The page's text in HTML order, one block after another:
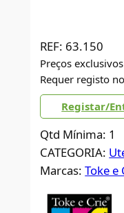
REF: 63.150
Preços
Requer registo
Registar/
Qtd Mínima: 1
CATEGORIA:
Marcas:Toke e